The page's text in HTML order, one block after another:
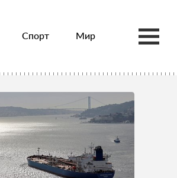
Спорт Мир